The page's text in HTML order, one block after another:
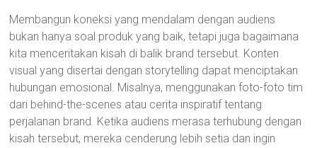
Membangun koneksi yang mendalam dengan audiens
bukan hanya soal produk yang baik, tetapi juga bagaimana
kita menceritakan kisah di balik brand tersebut. Konten
visual yang disertai dengan storytelling dapat menciptakan
hubungan emosional. Misalnya, menggunakan foto-foto tim
dari behind-the-scenes atau cerita inspiratif tentang
perjalanan brand. Ketika audiens merasa terhubung dengan
kisah tersebut, mereka cenderung lebih setia dan ingin